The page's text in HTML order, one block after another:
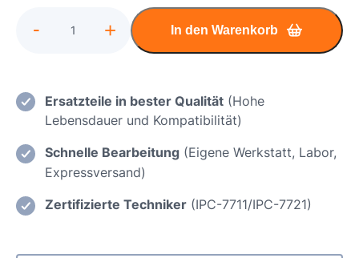
Acer
AN517
Akkutausch,
einer
neuen
Batterie
- + In den Warenkorb
Ersatzteile in bester Qualität (Hohe
Lebensdauer und Kompatibilität)
Schnelle Bearbeitung (Eigene Werkstatt, Labor,
Expressversand)
Zertifizierte Techniker (IPC-7711/IPC-7721)